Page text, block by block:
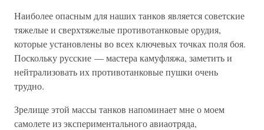
Наиболее опасным для наших танков является советские
тяжелые и сверхтяжелые противотанковые орудия,
которые установлены во всех ключевых точках поля боя.
Поскольку русские — мастера камуфляжа, заметить и
нейтрализовать их противотанковые пушки очень
трудно.
Зрелище этой массы танков напоминает мне о моем
самолете из экспериментального авиаотряда,